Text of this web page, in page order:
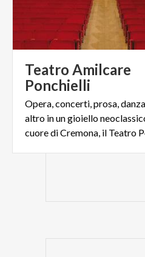
Teatro Amilcare
Ponchielli
Opera, concerti, prosa,
altro in un gioiello